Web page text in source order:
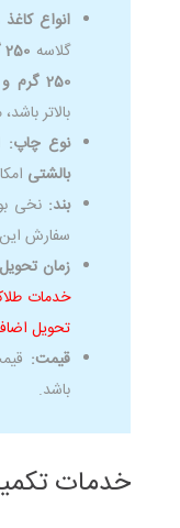
انواع
گلاسه 250 گرم و 300 گرم
250 گرم و 300 گرم
بالاتر
نوع چاپ:
بالشتی
بند:نخی
سفارش
زمان
تحویل
قیمت:
باشد.
خدمات